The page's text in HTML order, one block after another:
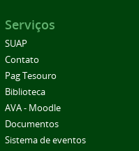
Serviços
SUAP
Contato
Pag Tesouro
Biblioteca
AVA - Moodle
Documentos
Sistema de eventos